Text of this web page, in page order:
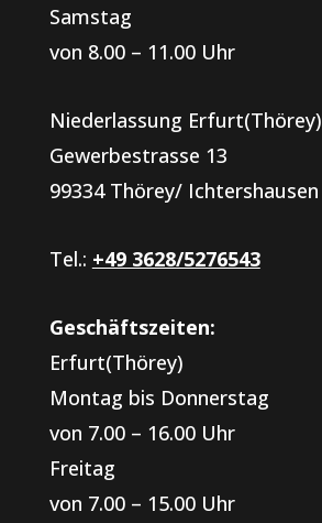
Samstag
von 8.00 – 11.00 Uhr
Niederlassung Erfurt(Thörey)
Gewerbestrasse 13
99334 Thörey/ Ichtershausen
Tel.: +49 3628/5276543
Geschäftszeiten:
Erfurt(Thörey)
Montag bis Donnerstag
von 7.00 – 16.00 Uhr
Freitag
von 7.00 – 15.00 Uhr